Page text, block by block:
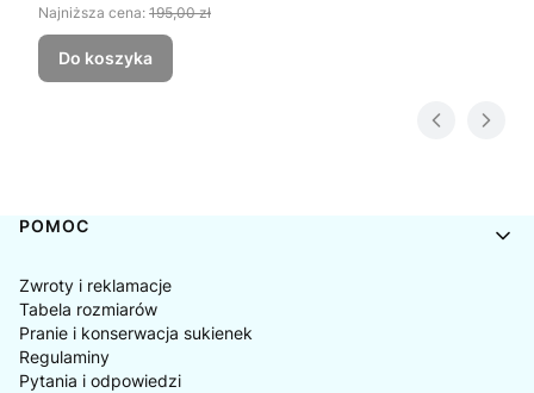
Najniższa cena: 195,00 zł
Do koszyka
Linki w stopce
POMOC
Zwroty i reklamacje
Tabela rozmiarów
Pranie i konserwacja sukienek
Regulaminy
Pytania i odpowiedzi